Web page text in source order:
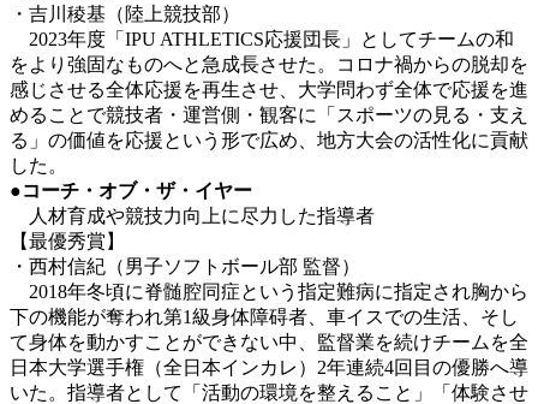
・吉川稜基（陸上競技部）
2023年度「IPU ATHLETICS応援団長」としてチームの和
をより強固なものへと急成長させた。コロナ禍からの脱却を
感じさせる全体応援を再生させ、大学問わず全体で応援を進
めることで競技者・運営側・観客に「スポーツの見る・支え
る」の価値を応援という形で広め、地方大会の活性化に貢献
した。
●コーチ・オブ・ザ・イヤー
人材育成や競技力向上に尽力した指導者
【最優秀賞】
・西村信紀（男子ソフトボール部 監督）
2018年冬頃に脊髄腔同症という指定難病に指定され胸から
下の機能が奪われ第1級身体障碍者、車イスでの生活、そし
て身体を動かすことができない中、監督業を続けチームを全
日本大学選手権（全日本インカレ）2年連続4回目の優勝へ導
いた。指導者として「活動の環境を整えること」「体験させ